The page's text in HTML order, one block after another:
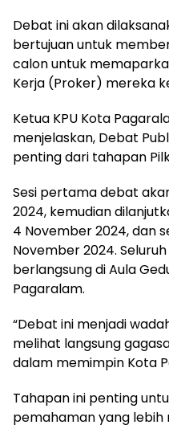
Debat ini akan
bertujuan untuk
calon untuk
Kerja (Proker) mereka
Ketua KPU Kota
menjelaskan, Debat
penting dari tahapan
Sesi pertama debat
2024, kemudian
4 November 2024, dan
November 2024.
berlangsung di Aula
Pagaralam.
“Debat ini menjadi
melihat langsung
dalam memimpin Kota
Tahapan ini penting
pemahaman yang